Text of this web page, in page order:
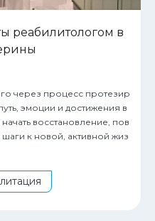
реабилитологом в
через процесс протезир
эмоции и достижения в
восстановление, пов
к новой, активной жиз